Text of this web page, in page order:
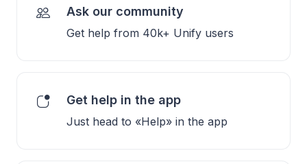
Ask our community
Get help from 40k+ Unify users
Get help in the app
Just head to «Help» in the app